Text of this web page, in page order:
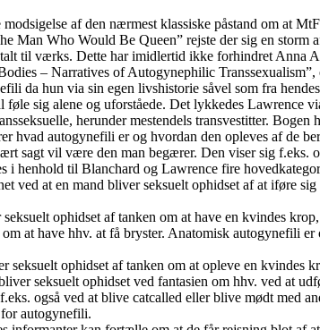
af den nærmest klassiske påstand om at
Man Who Would Be Queen” rejste der sig en
til værks. Dette har imidlertid ikke forhindret Anna
– Narratives of Autogynephilic
da hun via sin egen livshistorie såvel som fra
sig alene og uforståede. Det lykkedes Lawrence
herunder mestendels transvestitter.
hvad autogynefili er og hvordan den opleves af de
sagt vil være den man begærer. Den viser sig
i henhold til Blanchard og Lawrence fire
ved at en mand bliver seksuelt ophidset af at iføre
ophidset af tanken om at have en kvindes
at have hhv. at få bryster. Anatomisk autogynefili
ophidset af tanken om at opleve en kvindes
seksuelt ophidset ved fantasien om hhv. ved at
også ved at blive catcalled eller blive mødt med
autogynefili.